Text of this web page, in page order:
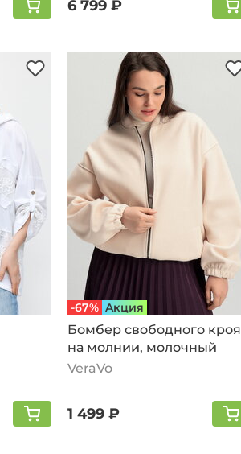
6 799 ₽
-67% Aкция
Бомбер свободного кроя
на молнии, молочный
VeraVo
1 499 ₽